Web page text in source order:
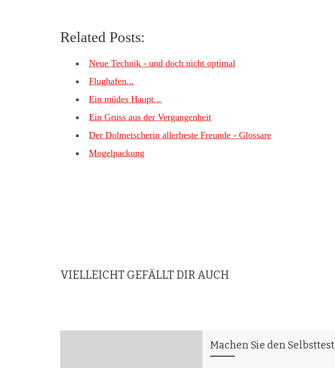
Related Posts:
Neue Technik - und doch nicht optimal
Flughafen...
Ein müdes Haupt...
Ein Gruss aus der Vergangenheit
Der Dolmetscherin allerbeste Freunde - Glossare
Mogelpackung
VIELLEICHT GEFÄLLT DIR AUCH
Machen Sie den Selbsttest